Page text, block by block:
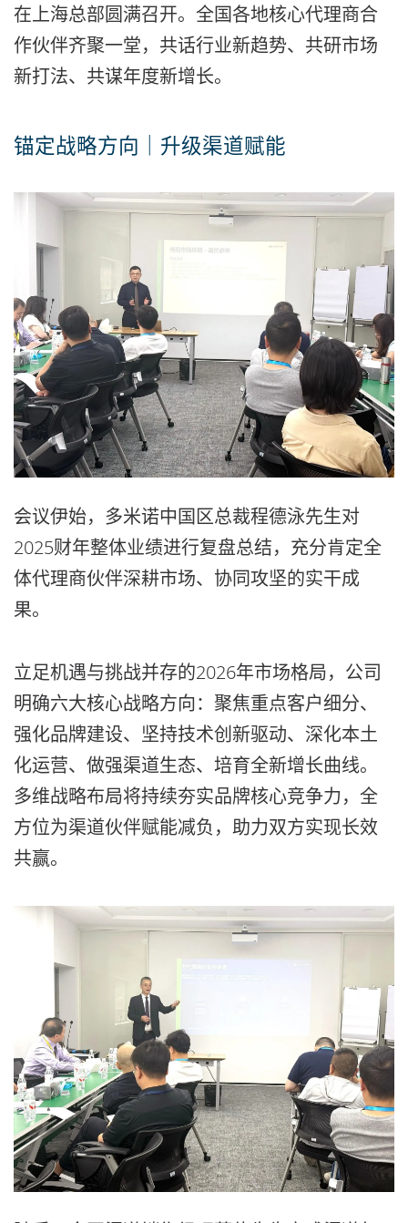
在上海总部圆满召开。全国各地核心代理商合
作伙伴齐聚一堂，共话行业新趋势、共研市场
新打法、共谋年度新增长。
锚定战略方向｜升级渠道赋能
会议伊始，多米诺中国区总裁程德泳先生对
2025财年整体业绩进行复盘总结，充分肯定全
体代理商伙伴深耕市场、协同攻坚的实干成
果。
立足机遇与挑战并存的2026年市场格局，公司
明确六大核心战略方向：聚焦重点客户细分、
强化品牌建设、坚持技术创新驱动、深化本土
化运营、做强渠道生态、培育全新增长曲线。
多维战略布局将持续夯实品牌核心竞争力，全
方位为渠道伙伴赋能减负，助力双方实现长效
共赢。